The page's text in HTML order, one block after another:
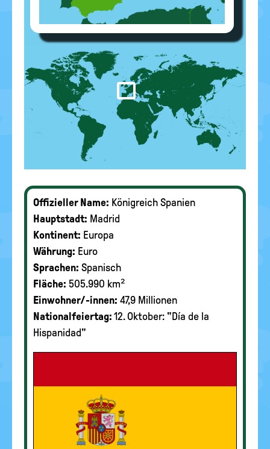
Offizieller Name: Königreich Spanien
Hauptstadt: Madrid
Kontinent: Europa
Währung: Euro
Sprachen: Spanisch
Fläche: 505.990 km²
Einwohner/-innen: 47,9 Millionen
Nationalfeiertag: 12. Oktober: "Día de la
Hispanidad"